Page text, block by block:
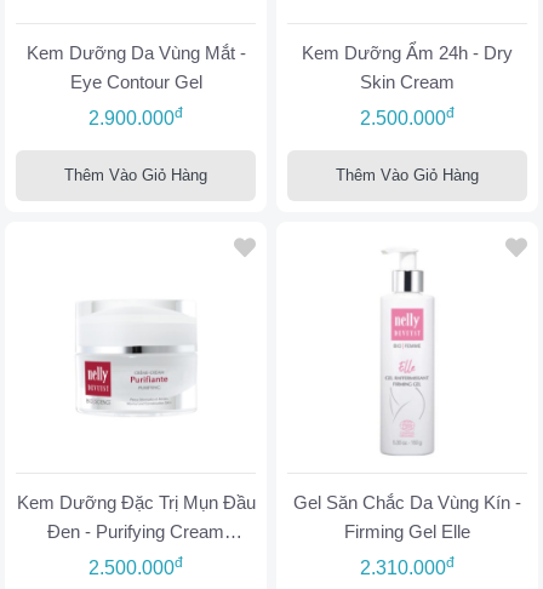
Kem Dưỡng Da Vùng Mắt -
Eye Contour Gel
2.900.000đ
Thêm Vào Giỏ Hàng
Kem Dưỡng Ẩm 24h - Dry
Skin Cream
2.500.000đ
Thêm Vào Giỏ Hàng
Kem Dưỡng Đặc Trị Mụn Đầu
Đen - Purifying Cream
Combination Skin
2.500.000đ
Gel Săn Chắc Da Vùng Kín -
Firming Gel Elle
2.310.000đ